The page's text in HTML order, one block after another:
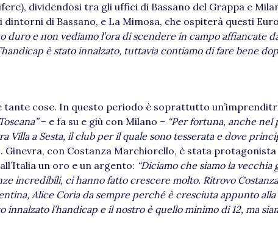
dividendosi tra gli uffici di Bassano del Grappa e
dintorni di Bassano, e La Mimosa, che ospiterà questi
duro e non vediamo l’ora di scendere in campo affiancate
è stato innalzato, tuttavia contiamo di fare bene
tante cose. In questo periodo è soprattutto
– e fa su e giù con Milano – “Per fortuna, anche
Villa a Sesta, il club per il quale sono tesserata e dove
Ginevra, con Costanza Marchiorello, è stata
un oro e un argento: “Diciamo che siamo la
incredibili, ci hanno fatto crescere molto. Ritrovo
Alice Coria da sempre perché è cresciuta appunto
innalzato l’handicap e il nostro è quello minimo di 12, ma